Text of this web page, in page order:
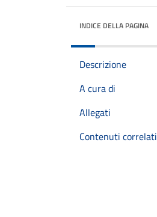
INDICE DELLA PAGINA
Descrizione
A cura di
Allegati
Contenuti correlati